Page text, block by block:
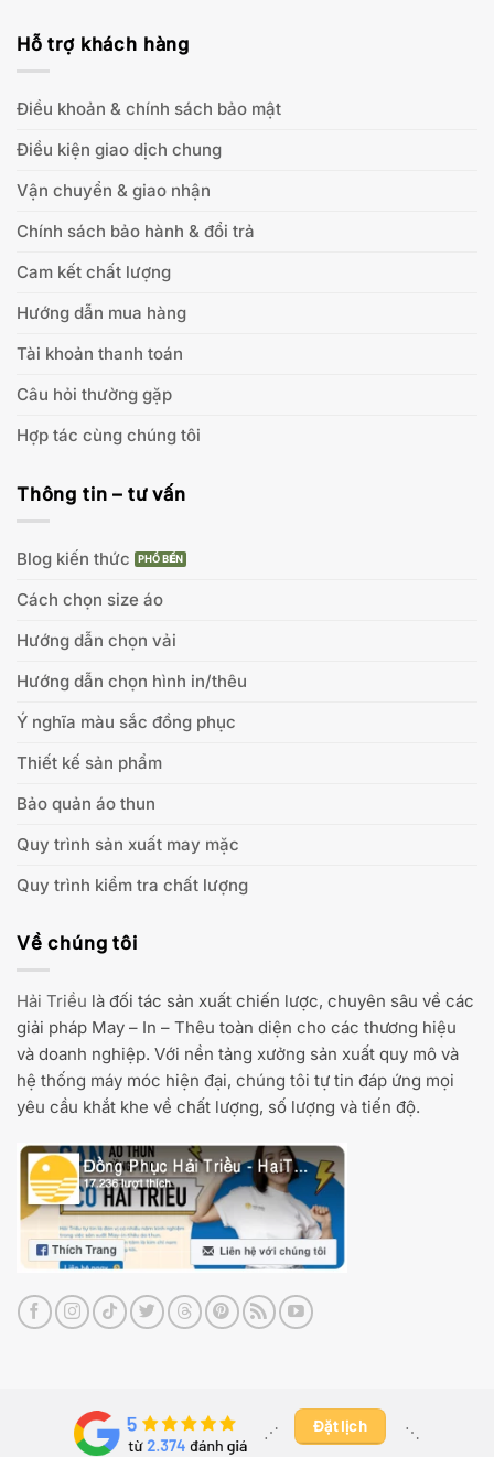
Hỗ trợ khách hàng
Điều khoản & chính sách bảo mật
Điều kiện giao dịch chung
Vận chuyển & giao nhận
Chính sách bảo hành & đổi trả
Cam kết chất lượng
Hướng dẫn mua hàng
Tài khoản thanh toán
Câu hỏi thường gặp
Hợp tác cùng chúng tôi
Thông tin – tư vấn
Blog kiến thức
Cách chọn size áo
Hướng dẫn chọn vải
Hướng dẫn chọn hình in/thêu
Ý nghĩa màu sắc đồng phục
Thiết kế sản phẩm
Bảo quản áo thun
Quy trình sản xuất may mặc
Quy trình kiểm tra chất lượng
Về chúng tôi
Hải Triều là đối tác sản xuất chiến lược, chuyên sâu về các
giải pháp May – In – Thêu toàn diện cho các thương hiệu
và doanh nghiệp. Với nền tảng xưởng sản xuất quy mô và
hệ thống máy móc hiện đại, chúng tôi tự tin đáp ứng mọi
yêu cầu khắt khe về chất lượng, số lượng và tiến độ.
⋰ ​ Đặt lịch ⋱